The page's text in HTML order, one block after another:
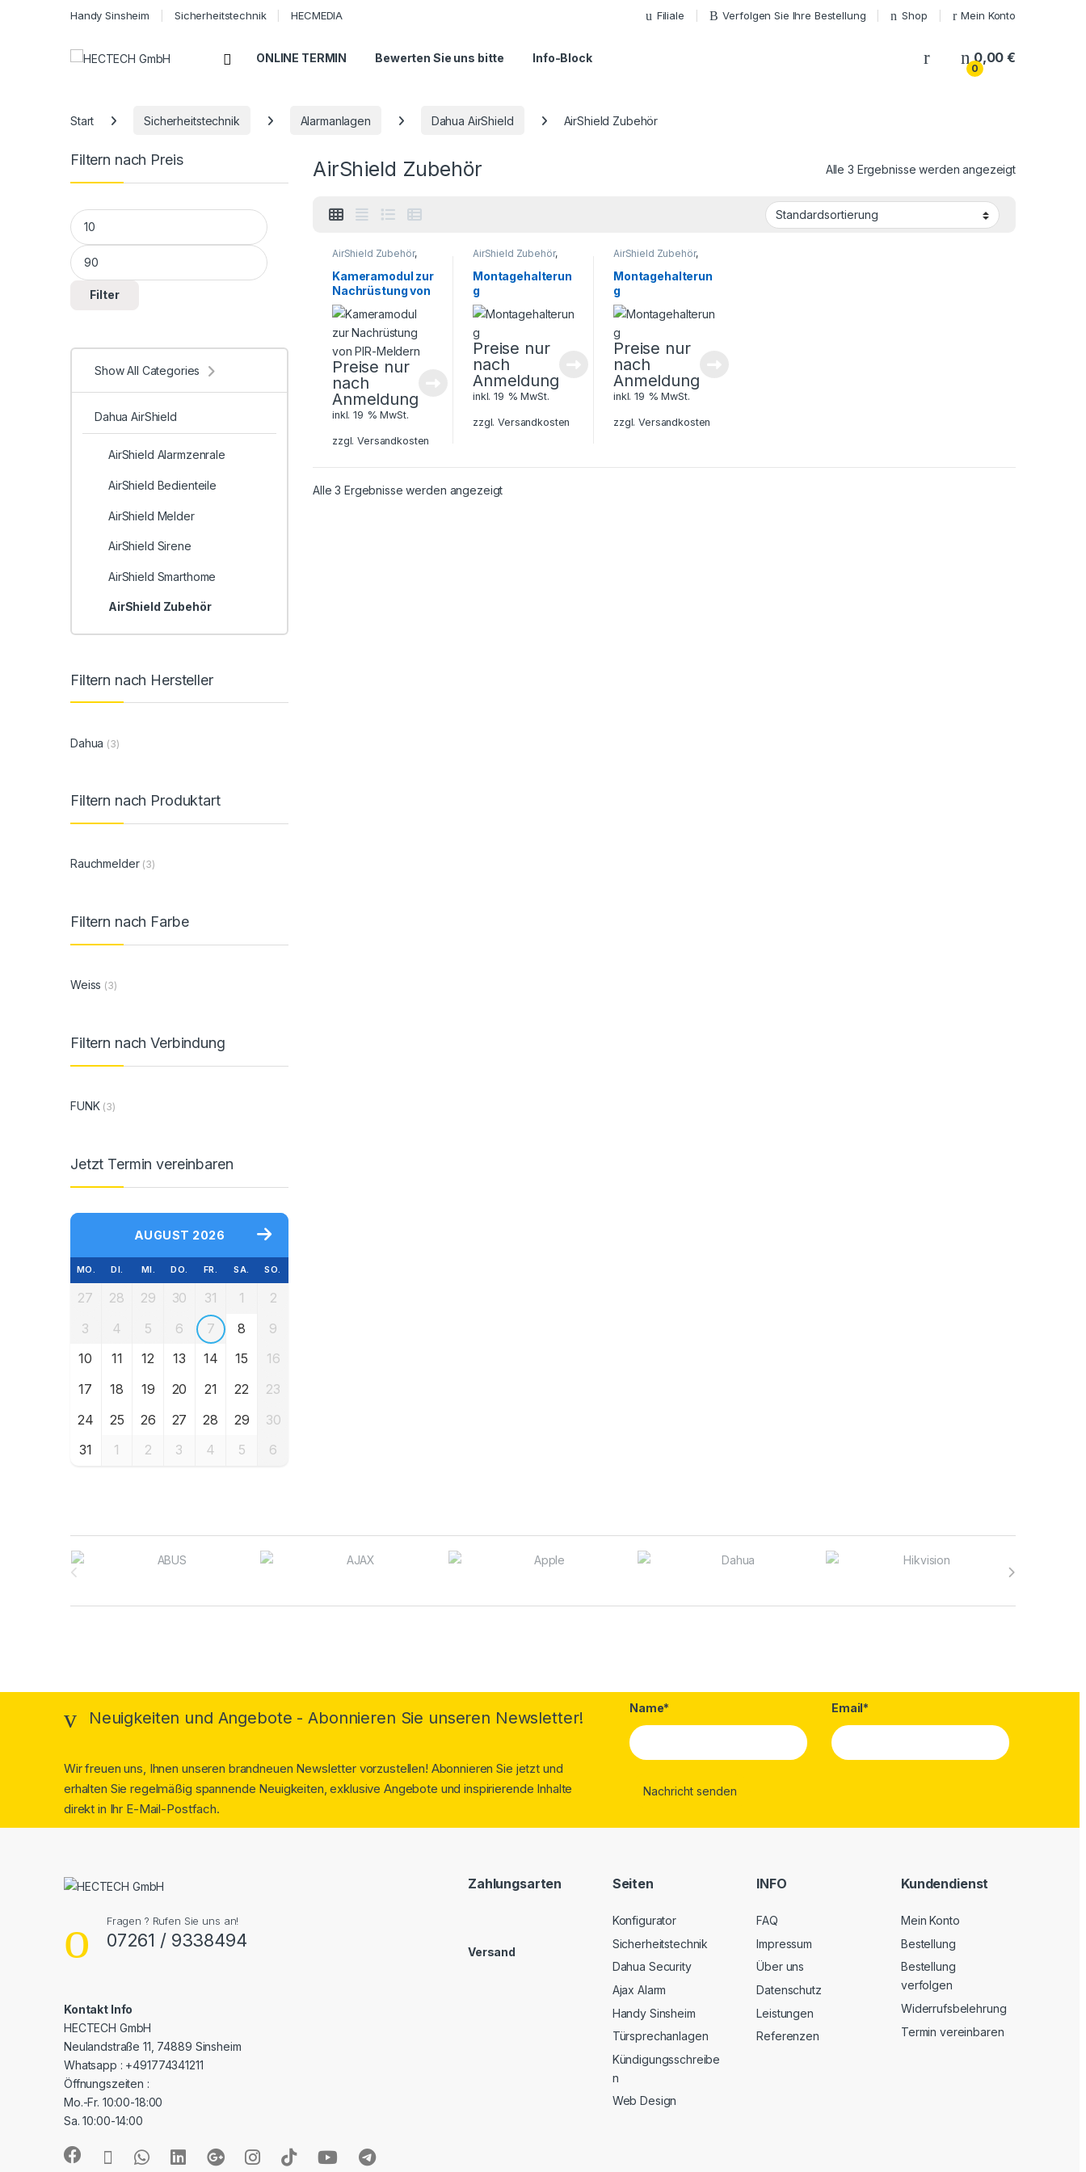
Handy Sinsheim Sicherheitstechnik HECMEDIA Filiale Verfolgen Sie Ihre Bestellung Shop Mein Konto
Open ONLINE TERMIN Bewerten Sie uns bitte Info-Block My Account
0
0,00€
Start Sicherheitstechnik Alarmanlagen Dahua AirShield AirShield Zubehör
AirShield Zubehör Alle 3 Ergebnisse werden angezeigt
AirShield Zubehör,
AirShield,
Sicherheitstechnik
Kameramodul zur
Nachrüstung von
PIR-Meldern
Preise nur
nach
Anmeldung
inkl. 19 % MwSt.
zzgl.Versandkosten
AirShield Zubehör,
AirShield,
Sicherheitstechnik
Montagehalterun
g
Preise nur
nach
Anmeldung
inkl. 19 % MwSt.
zzgl.Versandkosten
AirShield Zubehör,
AirShield,
Sicherheitstechnik
Montagehalterun
g
Preise nur
nach
Anmeldung
inkl. 19 % MwSt.
zzgl.Versandkosten
Alle 3 Ergebnisse werden angezeigt
Filtern nach Preis
Min. Preis
Max. Preis
Filter
Show All Categories
Dahua AirShield
AirShield Alarmzenrale
AirShield Bedienteile
AirShield Melder
AirShield Sirene
AirShield Smarthome
AirShield Zubehör
Filtern nach Hersteller
Dahua (3)
Filtern nach Produktart
Rauchmelder (3)
Filtern nach Farbe
Weiss (3)
Filtern nach Verbindung
FUNK (3)
Jetzt Termin vereinbaren
AUGUST 2026
MO. DI. MI. DO. FR. SA. SO.
27 28 29 30 31 1
2
3
4 5 6 7 8
9
10
11 12 13 14 15
16
17
18 19 20 21 22
23
24
25 26 27 28 29
30
31
1 2 3 4 5 6
Brands Carousel
Neuigkeiten und Angebote - Abonnieren Sie unseren Newsletter!
Wir freuen uns, Ihnen unseren brandneuen Newsletter vorzustellen! Abonnieren Sie jetzt und
erhalten Sie regelmäßig spannende Neuigkeiten, exklusive Angebote und inspirierende Inhalte
direkt in Ihr E-Mail-Postfach.
Name* Email*
Fragen ? Rufen Sie uns an!
07261 / 9338494
Kontakt Info
HECTECH GmbH
Neulandstraße 11, 74889 Sinsheim
Whatsapp : +491774341211
Öffnungszeiten :
Mo.-Fr. 10:00-18:00
Sa. 10:00-14:00
Zahlungsarten
Versand
Seiten
Konfigurator
Sicherheitstechnik
Dahua Security
Ajax Alarm
Handy Sinsheim
Türsprechanlagen
Kündigungsschreibe
n
Web Design
INFO
FAQ
Impressum
Über uns
Datenschutz
Leistungen
Referenzen
Kundendienst
Mein Konto
Bestellung
Bestellung
verfolgen
Widerrufsbelehrung
Termin vereinbaren